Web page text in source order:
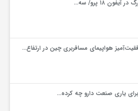
۱۸ پرو/ سه…
هواپیمای مسافربری چین در ارتفاع…
یاری صنعت دارو چه کرده…